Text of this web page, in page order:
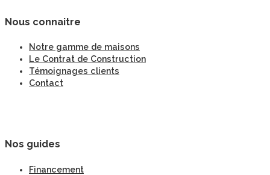
Nous connaitre
Notre gamme de maisons
Le Contrat de Construction
Témoignages clients
Contact
Nos guides
Financement